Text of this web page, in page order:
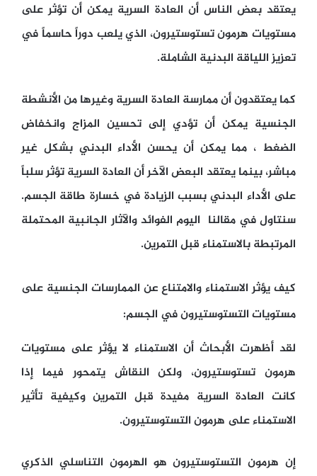
يعتقد بعض الناس أن العادة السرية يمكن أن تؤثر على
مستويات هرمون تستوستيرون، الذي يلعب دوراً حاسماً في
تعزيز اللياقة البدنية الشاملة.
كما يعتقدون أن ممارسة العادة السرية وغيرها من الأنشطة
الجنسية يمكن أن تؤدي إلى تحسين المزاج وانخفاض
الضغط ، مما يمكن أن يحسن الأداء البدني بشكل غير
مباشر، بينما يعتقد البعض الآخر أن العادة السرية تؤثر سلباً
على الأداء البدني بسبب الزيادة في خسارة طاقة الجسم.
سنتاول في مقالنا اليوم الفوائد والآثار الجانبية المحتملة
المرتبطة بالاستمناء قبل التمرين.
كيف يؤثر الاستمناء والامتناع عن الممارسات الجنسية على
مستويات التستوستيرون في الجسم:
لقد أظهرت الأبحاث أن الاستمناء لا يؤثر على مستويات
هرمون تستوستيرون، ولكن النقاش يتمحور فيما إذا
كانت العادة السرية مفيدة قبل التمرين وكيفية تأثير
الاستمناء على هرمون التستوستيرون.
إن هرمون التستوستيرون هو الهرمون التناسلي الذكري